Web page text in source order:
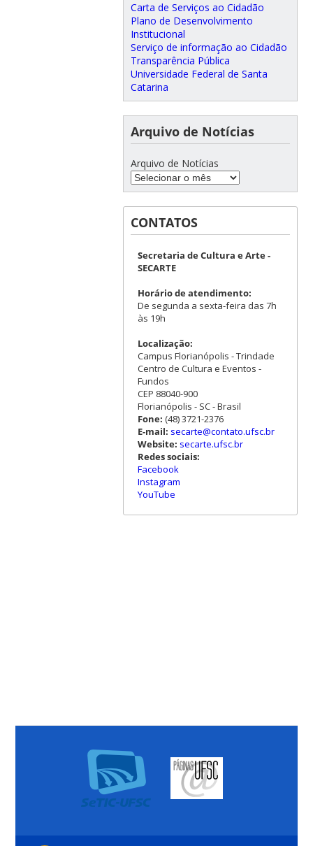
Carta de Serviços ao Cidadão
Plano de Desenvolvimento
Institucional
Serviço de informação ao Cidadão
Transparência Pública
Universidade Federal de Santa
Catarina
Arquivo de Notícias
Arquivo de Notícias
CONTATOS
Secretaria de Cultura e Arte -
SECARTE
Horário de atendimento:
De segunda a sexta-feira das 7h
às 19h
Localização:
Campus Florianópolis - Trindade
Centro de Cultura e Eventos -
Fundos
CEP 88040-900
Florianópolis - SC - Brasil
Fone: (48) 3721-2376
E-mail: secarte@contato.ufsc.br
Website: secarte.ufsc.br
Redes sociais:
Facebook
Instagram
YouTube